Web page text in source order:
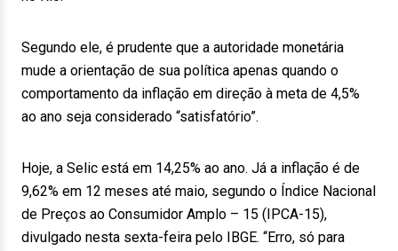
Segundo ele, é prudente que a autoridade monetária
mude a orientação de sua política apenas quando o
comportamento da inflação em direção à meta de 4,5%
ao ano seja considerado “satisfatório”.
Hoje, a Selic está em 14,25% ao ano. Já a inflação é de
9,62% em 12 meses até maio, segundo o Índice Nacional
de Preços ao Consumidor Amplo – 15 (IPCA-15),
divulgado nesta sexta-feira pelo IBGE. “Erro, só para